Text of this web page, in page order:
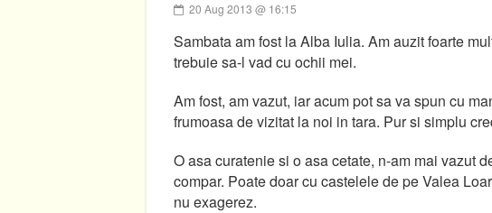
20 Aug 2013 @ 16:15
Sambata am fost la Alba Iulia. Am auzit foarte
trebuie sa-l vad cu ochii mei.
Am fost, am vazut, iar acum pot sa va spun cu
frumoasa de vizitat la noi in tara. Pur si simplu
O asa curatenie si o asa cetate, n-am mai vazut
compar. Poate doar cu castelele de pe Valea
nu exagerez.